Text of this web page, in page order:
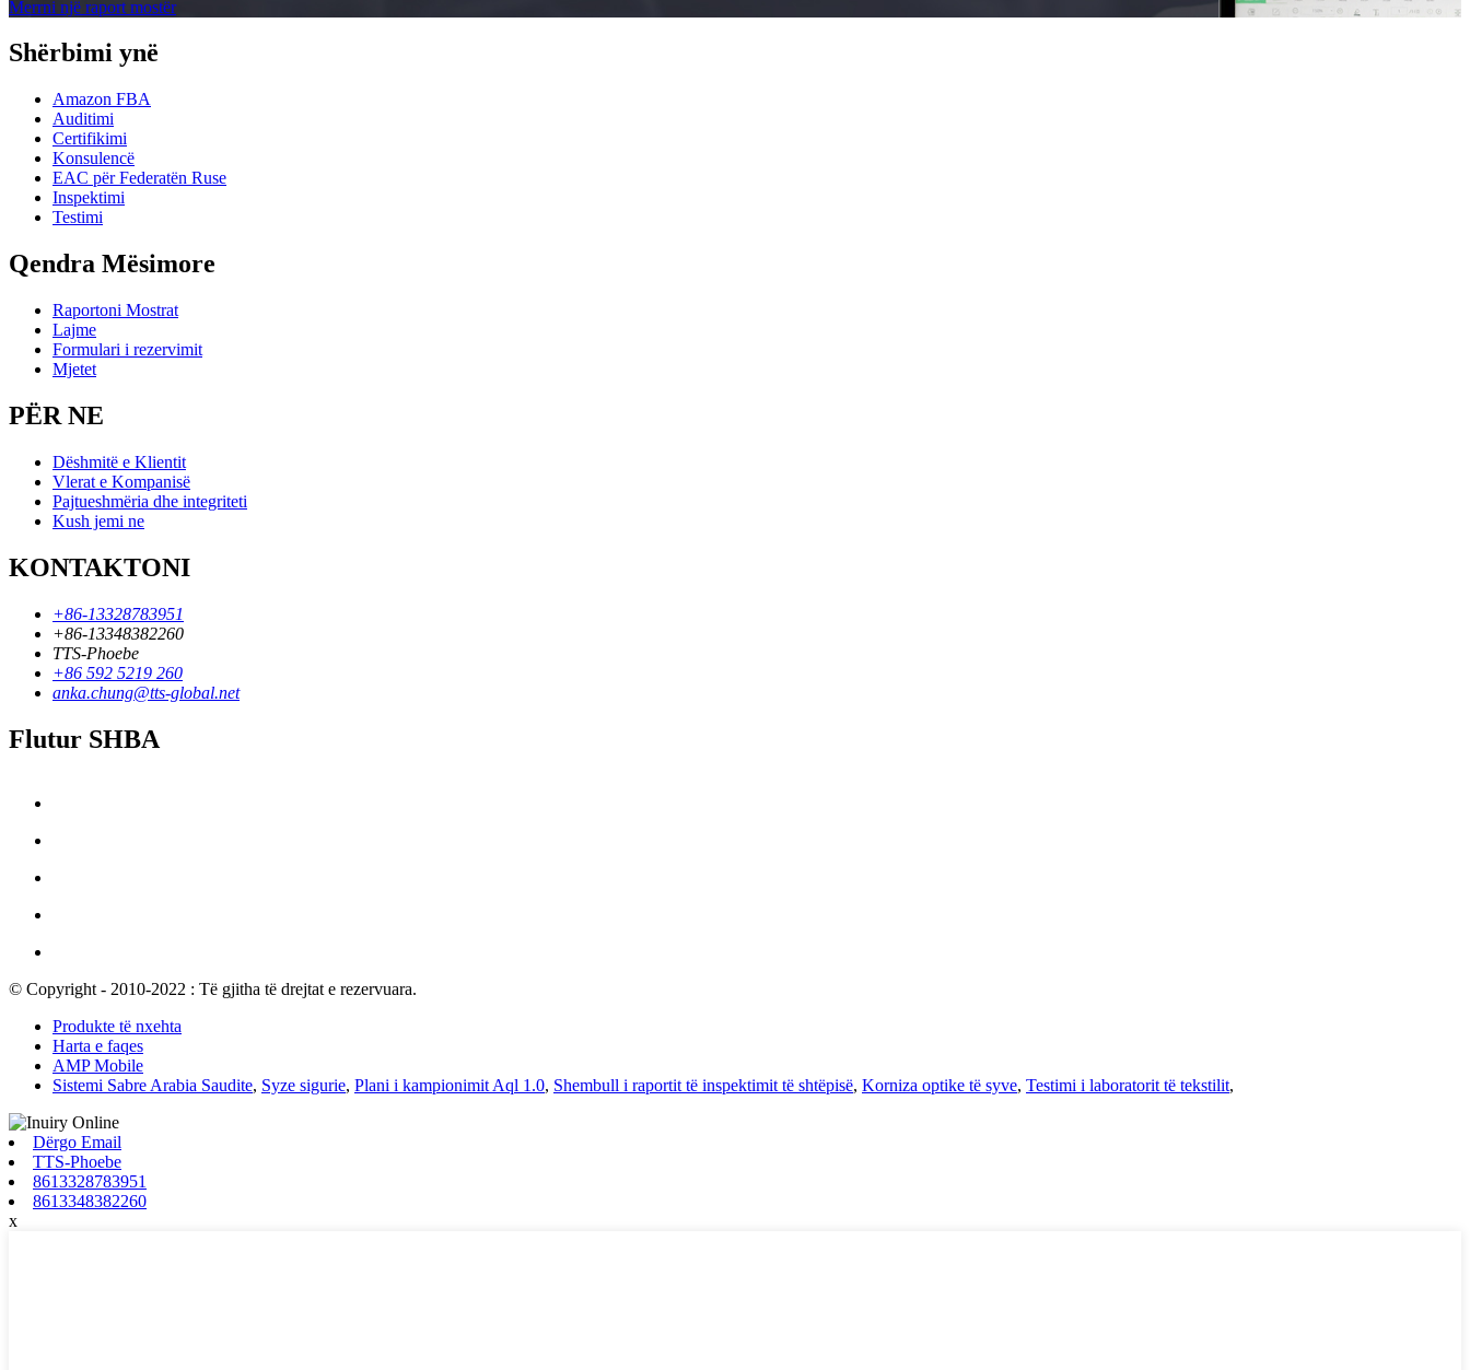
Merrni një raport mostër
Shërbimi ynë
Amazon FBA
Auditimi
Certifikimi
Konsulencë
EAC për Federatën Ruse
Inspektimi
Testimi
Qendra Mësimore
Raportoni Mostrat
Lajme
Formulari i rezervimit
Mjetet
PËR NE
Dëshmitë e Klientit
Vlerat e Kompanisë
Pajtueshmëria dhe integriteti
Kush jemi ne
KONTAKTONI
+86-13328783951
+86-13348382260
TTS-Phoebe
+86 592 5219 260
anka.chung@tts-global.net
Flutur SHBA
© Copyright - 2010-2022 : Të gjitha të drejtat e rezervuara.
Produkte të nxehta
Harta e faqes
AMP Mobile
Sistemi Sabre Arabia Saudite, Syze sigurie, Plani i kampionimit Aql 1.0, Shembull i raportit të inspektimit të shtëpisë, Korniza optike të syve, Testimi i laboratorit të tekstilit,
Dërgo Email
TTS-Phoebe
8613328783951
8613348382260
x